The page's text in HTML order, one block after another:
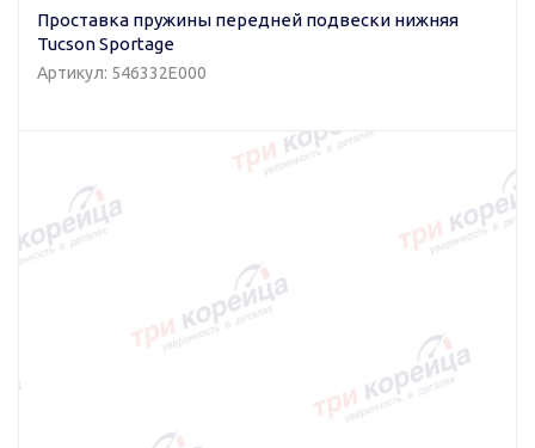
Проставка пружины передней подвески нижняя
Tucson Sportage
Артикул: 546332E000